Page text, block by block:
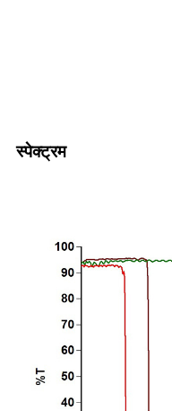
स्पेक्ट्रम